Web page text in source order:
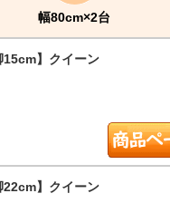
幅80cm×2台